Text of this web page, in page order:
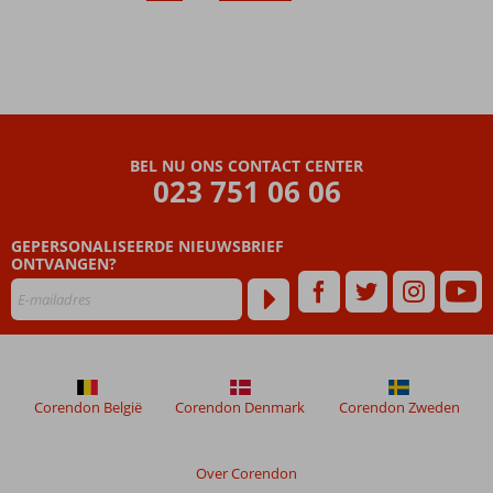
BEL NU ONS CONTACT CENTER
023 751 06 06
GEPERSONALISEERDE NIEUWSBRIEF
ONTVANGEN?
Over Corendon
Corendon België Corendon Denmark Corendon Zweden